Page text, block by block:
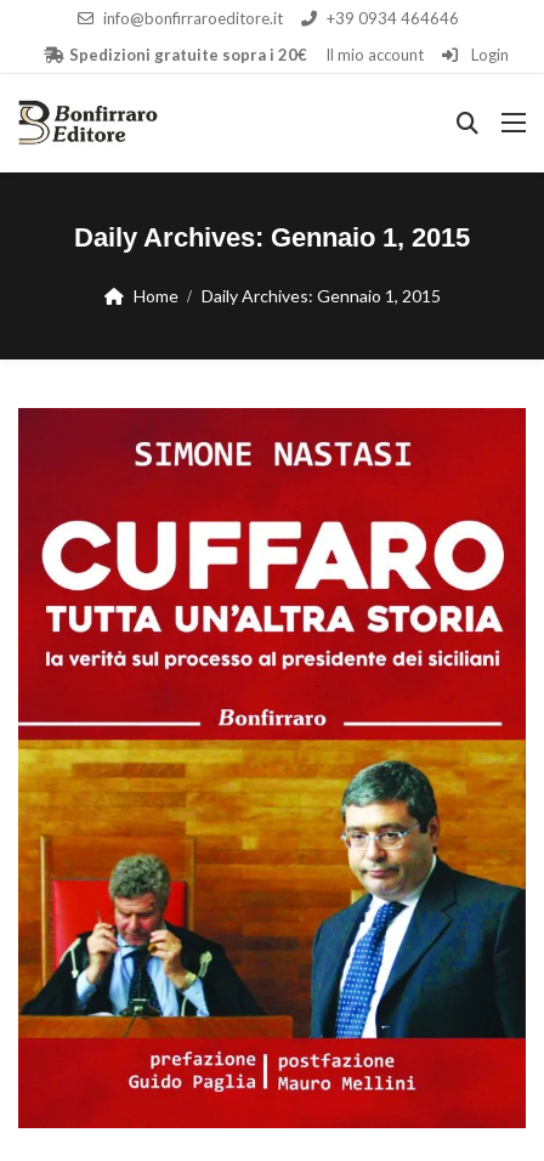
info@bonfirraroeditore.it
+39 0934 464646
Spedizioni gratuite sopra i 20€
Il mio account Login
Daily Archives: Gennaio 1, 2015
Home Daily Archives: Gennaio 1, 2015